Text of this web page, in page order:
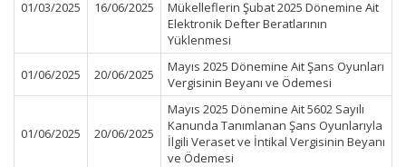
01/03/2025 16/06/2025
Mükelleflerin Şubat 2025 Dönemine Ait
Elektronik Defter Beratlarının
Yüklenmesi
01/06/2025 20/06/2025
Mayıs 2025 Dönemine Ait Şans Oyunları
Vergisinin Beyanı ve Ödemesi
01/06/2025 20/06/2025
Mayıs 2025 Dönemine Ait 5602 Sayılı
Kanunda Tanımlanan Şans Oyunlarıyla
İlgili Veraset ve İntikal Vergisinin Beyanı
ve Ödemesi